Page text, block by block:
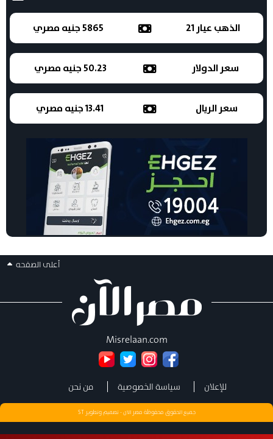
الذهب عيار 21 5865 جنيه مصري
سعر الدولار 50.23 جنيه مصري
سعر الريال 13.41 جنيه مصري
أعلى الصفحه
Misrelaan.com
للإعلان سياسة الخصوصية من نحن
جميع الحقوق محفوظة مصر الان - تصميم وتطويرST